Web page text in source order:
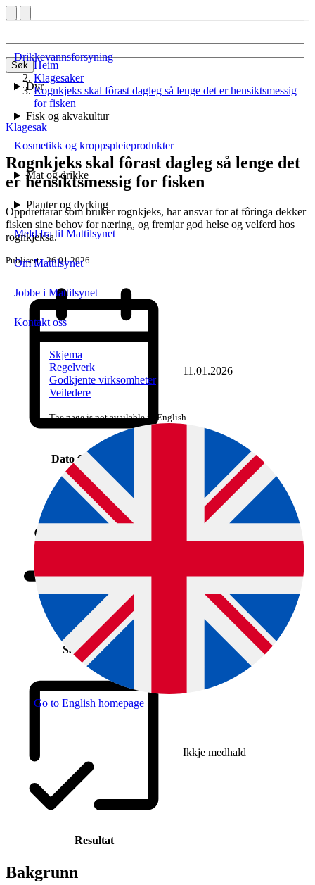
Søk
Drikkevannsforsyning
Dyr
Fisk og akvakultur
Kosmetikk og kroppspleieprodukter
Mat og drikke
Planter og dyrking
Meld fra til Mattilsynet
Om Mattilsynet
Jobbe i Mattilsynet
Kontakt oss
Skjema
Regelverk
Godkjente virksomheter
Veiledere
The page is not available in English.
Go to English homepage
Heim
Klagesaker
Rognkjeks skal fôrast dagleg så lenge det er hensiktsmessig
for fisken
Klagesak
Rognkjeks skal fôrast dagleg så lenge det
er hensiktsmessig for fisken
Oppdrettarar som bruker rognkjeks, har ansvar for at fôringa dekker
fisken sine behov for næring, og fremjar god helse og velferd hos
rognkjeksa.
Publisert 26.01.2026
Dato for avgjerda
11.01.2026
Saksnummer
Resultat
Ikkje medhald
Bakgrunn